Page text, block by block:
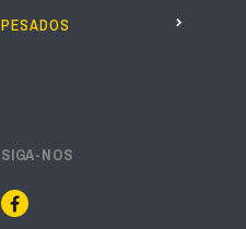
PESADOS
SIGA-NOS